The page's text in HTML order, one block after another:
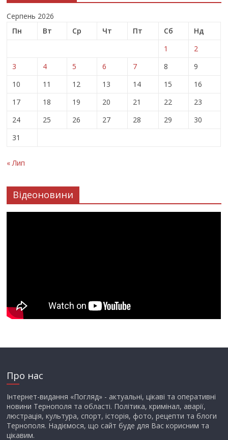
Серпень 2026
Пн
Вт Ср Чт Пт Сб
Нд
1
2
3
4 5 6 7 8
9
10
11 12 13 14 15
16
17
18 19 20 21 22
23
24
25 26 27 28 29
30
31
« Лип
Відеоновини
Про нас
Інтернет-видання «Погляд» - актуальні, цікаві та оперативні
новини Тернополя та області. Політика, кримінал, аварії,
люстрація, культура, спорт, історія, фото, рецепти та блоги
Тернополя. Надіємося, що сайт буде для Вас корисним та
цікавим.